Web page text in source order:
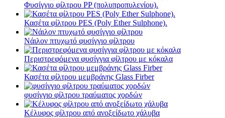
Φυσίγγιο φίλτρου PP (πολυπροπυλενίου).
Κασέτα φίλτρου PES (Poly Ether Sulphone).
Νάιλον πτυχωτό φυσίγγιο φίλτρου
Περιστρεφόμενα φυσίγγια φίλτρου με κόκαλα
Κασέτα φίλτρου μεμβράνης Glass Firber
φυσίγγιο φίλτρου τραύματος χορδών
Κέλυφος φίλτρου από ανοξείδωτο χάλυβα